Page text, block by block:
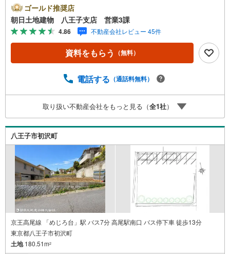
トア徒歩15分と買い物に便利な立地☆「横川西公園」徒歩6
分、「長房竜ヶ谷戸公園」徒歩10分と安心の立地※バザー
ル会場には、ベビーベッドや キッズスペースをご用意し
ております。 小さなお子様連れでも、安心してご来場く
ださい！資料請求、住宅ローンのご相談などお気軽にお問
合せください！スタッフ25名でお客様がご覧になったこと
チラシなどに掲載できない物件も多数ございます！ご案内
ください！■ご案内方法ご自宅へお迎え・最寄り駅等でお待
ち合わせ、弊社へのご来社など、ご相談ください。ご希望
があれば周辺環境、お客様の希望に合わせた物件などもご
案内をいたします。お住まい探しは朝日土地建物（株）八
王子店 営業1課にお任せください！
ゴールド推奨店
朝日土地建物 八王子支店 営業3課
4.86 不動産会社レビュー 45件
資料をもらう （無料）
電話する （通話料無料）
取り扱い不動産会社をもっと見る（全1社）
八王子市初沢町
京王高尾線 「めじろ台」駅 バス7分 高尾駅南口 バス停下車 徒歩13分
東京都八王子市初沢町
土地180.51m2